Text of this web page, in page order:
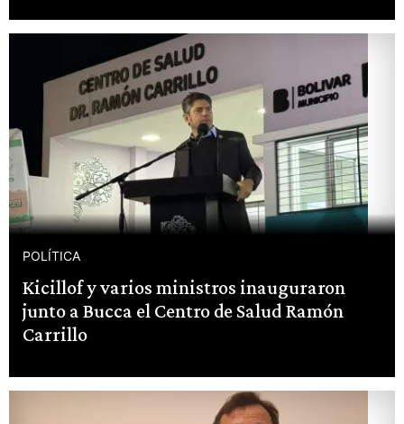
POLÍTICA
Kicillof y varios ministros inauguraron
junto a Bucca el Centro de Salud Ramón
Carrillo